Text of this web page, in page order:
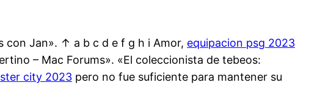
con Jan». ↑ a b c d e f g h i Amor, equipacion psg 2023
– Mac Forums». «El coleccionista de tebeos:
city 2023 pero no fue suficiente para mantener su